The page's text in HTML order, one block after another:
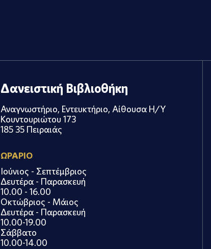
Δανειστική Βιβλιοθήκη
Αναγνωστήριο, Εντευκτήριο, Αίθουσα Η/Υ
Κουντουριώτου 173
185 35 Πειραιάς
ΩΡΑΡΙΟ
Ιούνιος - Σεπτέμβριος
Δευτέρα - Παρασκευή
10.00 - 16.00
Οκτώβριος - Μάιος
Δευτέρα - Παρασκευή
10.00-19.00
Σάββατο
10.00-14.00